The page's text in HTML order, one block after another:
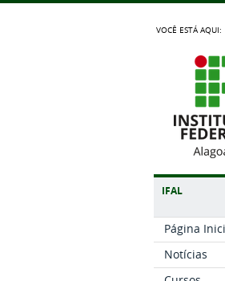
VOCÊ ESTÁ AQUI:
IFAL
Página
Notícias